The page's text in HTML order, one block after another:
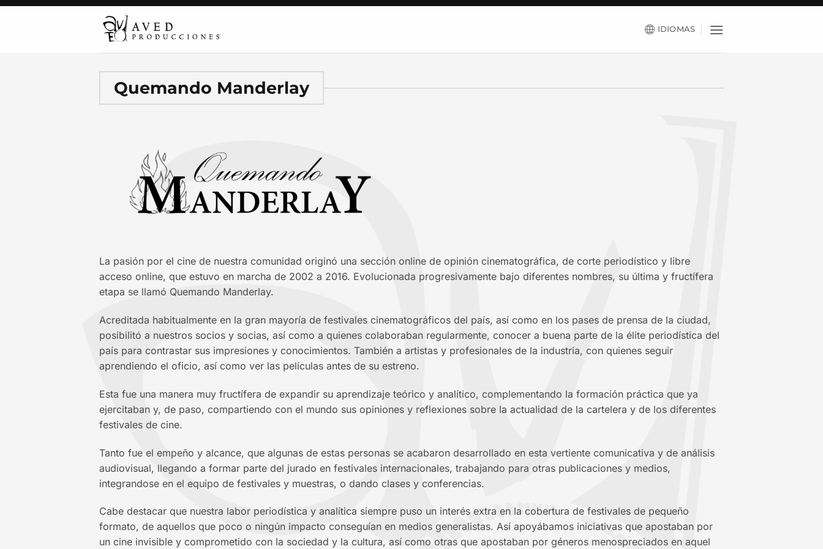
IDIOMAS
Quemando Manderlay
La pasión por el cine de nuestra comunidad originó una sección online de opinión cinematográfica, de corte periodístico y libre
acceso online, que estuvo en marcha de 2002 a 2016. Evolucionada progresivamente bajo diferentes nombres, su última y fructífera
etapa se llamó Quemando Manderlay.
Acreditada habitualmente en la gran mayoría de festivales cinematográficos del país, así como en los pases de prensa de la ciudad,
posibilitó a nuestros socios y socias, así como a quienes colaboraban regularmente, conocer a buena parte de la élite periodística del
país para contrastar sus impresiones y conocimientos. También a artistas y profesionales de la industria, con quienes seguir
aprendiendo el oficio, así como ver las películas antes de su estreno.
Esta fue una manera muy fructífera de expandir su aprendizaje teórico y analítico, complementando la formación práctica que ya
ejercitaban y, de paso, compartiendo con el mundo sus opiniones y reflexiones sobre la actualidad de la cartelera y de los diferentes
festivales de cine.
Tanto fue el empeño y alcance, que algunas de estas personas se acabaron desarrollado en esta vertiente comunicativa y de análisis
audiovisual, llegando a formar parte del jurado en festivales internacionales, trabajando para otras publicaciones y medios,
integrandose en el equipo de festivales y muestras, o dando clases y conferencias.
Cabe destacar que nuestra labor periodística y analítica siempre puso un interés extra en la cobertura de festivales de pequeño
formato, de aquellos que poco o ningún impacto conseguían en medios generalistas. Así apoyábamos iniciativas que apostaban por
un cine invisible y comprometido con la sociedad y la cultura, así como otras que apostaban por géneros menospreciados en aquel